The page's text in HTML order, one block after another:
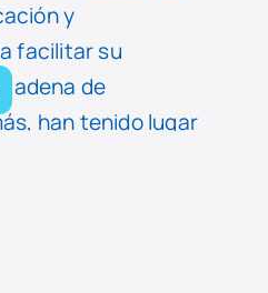
y
facilitar su
de
han tenido lugar